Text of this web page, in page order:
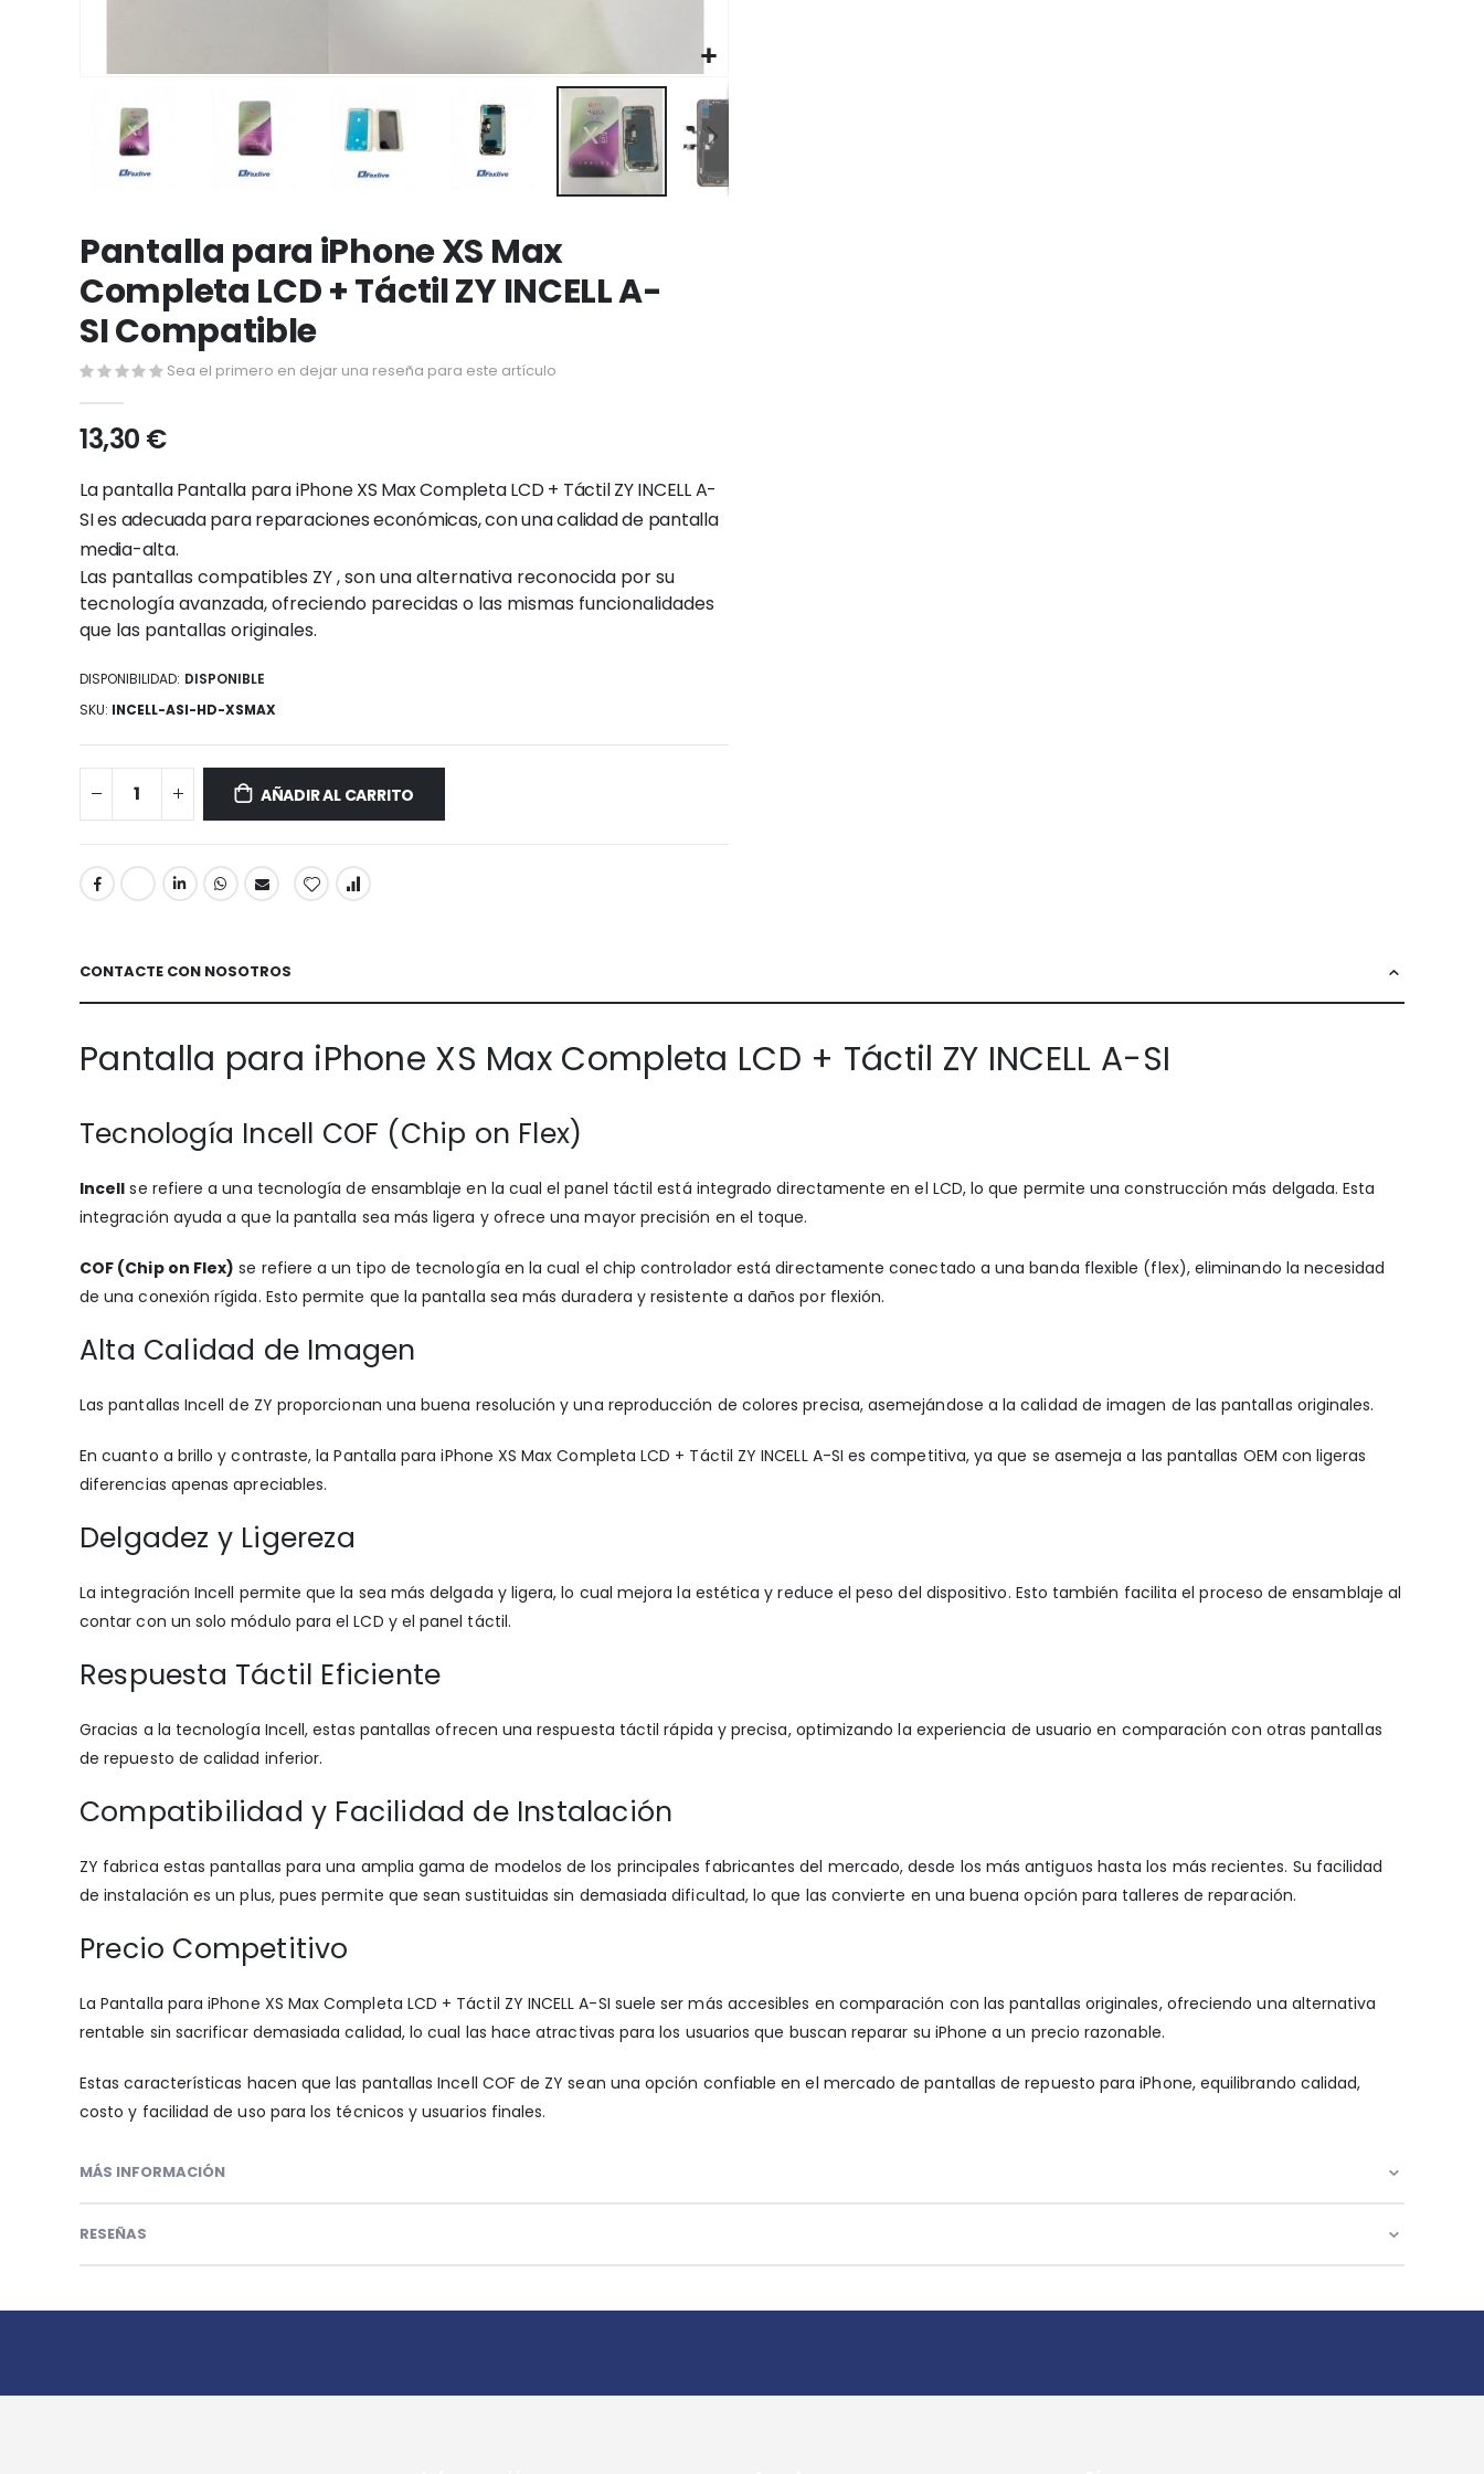
al
comienzo
de
la
galería
de
Pantalla para iPhone XS Max
Completa LCD + Táctil ZY INCELL A-
SI Compatible
Sea el primero en dejar una reseña para este artículo
13,30 €
La pantalla Pantalla para iPhone XS Max Completa LCD + Táctil ZY INCELL A-
SI es adecuada para reparaciones económicas, con una calidad de pantalla
media-alta.
Las pantallas compatibles ZY , son una alternativa reconocida por su
tecnología avanzada, ofreciendo parecidas o las mismas funcionalidades
que las pantallas originales.
DISPONIBILIDAD: DISPONIBLE
SKU INCELL-ASI-HD-XSMAX
AÑADIR AL CARRITO
CONTACTE CON NOSOTROS
Pantalla para iPhone XS Max Completa LCD + Táctil ZY INCELL A-SI
Tecnología Incell COF (Chip on Flex)
Incell se refiere a una tecnología de ensamblaje en la cual el panel táctil está integrado directamente en el LCD, lo que permite una construcción más delgada. Esta
integración ayuda a que la pantalla sea más ligera y ofrece una mayor precisión en el toque.
COF (Chip on Flex) se refiere a un tipo de tecnología en la cual el chip controlador está directamente conectado a una banda flexible (flex), eliminando la necesidad
de una conexión rígida. Esto permite que la pantalla sea más duradera y resistente a daños por flexión.
Alta Calidad de Imagen
Las pantallas Incell de ZY proporcionan una buena resolución y una reproducción de colores precisa, asemejándose a la calidad de imagen de las pantallas originales.
En cuanto a brillo y contraste, la Pantalla para iPhone XS Max Completa LCD + Táctil ZY INCELL A-SI es competitiva, ya que se asemeja a las pantallas OEM con ligeras
diferencias apenas apreciables.
Delgadez y Ligereza
La integración Incell permite que la sea más delgada y ligera, lo cual mejora la estética y reduce el peso del dispositivo. Esto también facilita el proceso de ensamblaje al
contar con un solo módulo para el LCD y el panel táctil.
Respuesta Táctil Eficiente
Gracias a la tecnología Incell, estas pantallas ofrecen una respuesta táctil rápida y precisa, optimizando la experiencia de usuario en comparación con otras pantallas
de repuesto de calidad inferior.
Compatibilidad y Facilidad de Instalación
ZY fabrica estas pantallas para una amplia gama de modelos de los principales fabricantes del mercado, desde los más antiguos hasta los más recientes. Su facilidad
de instalación es un plus, pues permite que sean sustituidas sin demasiada dificultad, lo que las convierte en una buena opción para talleres de reparación.
Precio Competitivo
La Pantalla para iPhone XS Max Completa LCD + Táctil ZY INCELL A-SI suele ser más accesibles en comparación con las pantallas originales, ofreciendo una alternativa
rentable sin sacrificar demasiada calidad, lo cual las hace atractivas para los usuarios que buscan reparar su iPhone a un precio razonable.
Estas características hacen que las pantallas Incell COF de ZY sean una opción confiable en el mercado de pantallas de repuesto para iPhone, equilibrando calidad,
costo y facilidad de uso para los técnicos y usuarios finales.
MÁS INFORMACIÓN
RESEÑAS